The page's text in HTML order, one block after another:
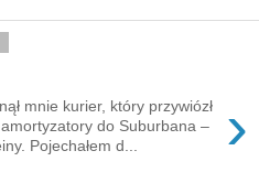
›
mnie kurier, który przywiózł
do Suburbana –
Pojechałem d...